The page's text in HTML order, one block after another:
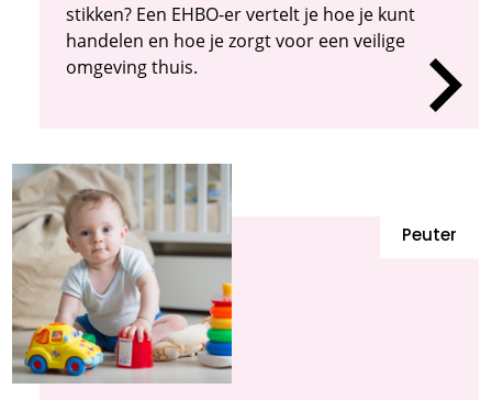
stikken? Een EHBO-er vertelt je hoe je kunt
handelen en hoe je zorgt voor een veilige
omgeving thuis.
Peuter